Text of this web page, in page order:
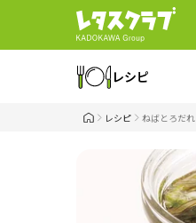
レシピ
レシピ ねばとろだれ